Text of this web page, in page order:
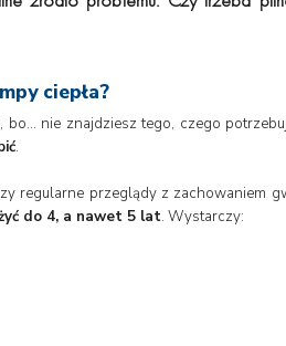
ciepła?
nie znajdziesz tego, czego
.
regularne przeglądy z zachowaniem
do 4, a nawet 5 lat. Wystarczy: